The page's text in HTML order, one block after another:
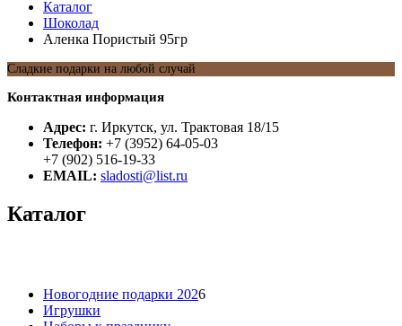
Каталог
Шоколад
Аленка Пористый 95гр
Сладкие подарки на любой случай
Контактная информация
Адрес: г. Иркутск, ул. Трактовая 18/15
Телефон: +7 (3952) 64-05-03
+7 (902) 516-19-33
EMAIL: sladosti@list.ru
Каталог
Новогодние подарки 2026
Игрушки